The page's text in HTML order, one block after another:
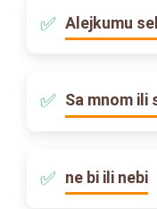
Alejkumu
Sa mnom ili
ne bi ili nebi